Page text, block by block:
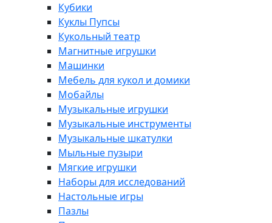
Кубики
Куклы Пупсы
Кукольный театр
Магнитные игрушки
Машинки
Мебель для кукол и домики
Мобайлы
Музыкальные игрушки
Музыкальные инструменты
Музыкальные шкатулки
Мыльные пузыри
Мягкие игрушки
Наборы для исследований
Настольные игры
Пазлы